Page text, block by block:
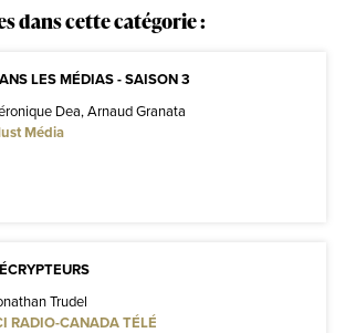
dans cette catégorie :
LES MÉDIAS - SAISON 3
Dea, Arnaud Granata
Média
Trudel
RADIO-CANADA TÉLÉ